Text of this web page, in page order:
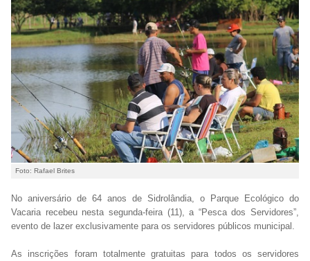
Foto: Rafael Brites
No aniversário de 64 anos de Sidrolândia, o Parque Ecológico do
Vacaria recebeu nesta segunda-feira (11), a “Pesca dos Servidores”,
evento de lazer exclusivamente para os servidores públicos municipal.
As inscrições foram totalmente gratuitas para todos os servidores